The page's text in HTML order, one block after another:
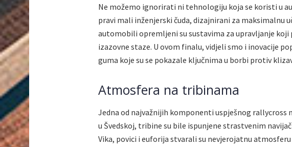
Ne možemo ignorirati ni tehnologiju koja se koristi u
pravi mali inženjerski čuda, dizajnirani za maksimalnu
automobili opremljeni su sustavima za upravljanje koji
izazovne staze. U ovom finalu, vidjeli smo i inovacije
guma koje su se pokazale ključnima u borbi protiv
Atmosfera na tribinama
Jedna od najvažnijih komponenti uspješnog rallycross
u Švedskoj, tribine su bile ispunjene strastvenim
Vika, povici i euforija stvarali su nevjerojatnu atmosferu